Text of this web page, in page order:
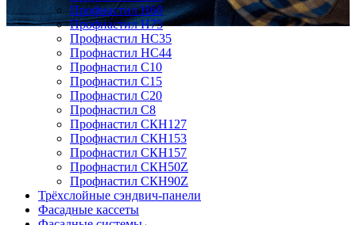
Профнастил Н60
Профнастил Н75
Профнастил НС35
Профнастил НС44
Профнастил С10
Профнастил С15
Профнастил С20
Профнастил С8
Профнастил СКН127
Профнастил СКН153
Профнастил СКН157
Профнастил СКН50Z
Профнастил СКН90Z
Трёхслойные сэндвич-панели
Фасадные кассеты